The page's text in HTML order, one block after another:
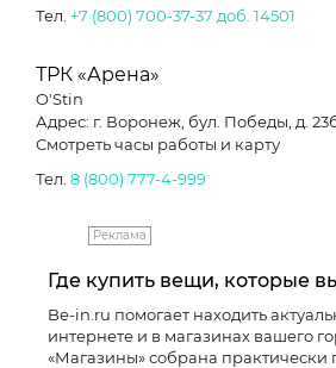
Тел. +7 (800) 700-37-37 доб. 14501
ТРК «Арена»
O'Stin
Адрес: г. Воронеж, бул. Победы, д.
Смотреть часы работы и карту
Тел. 8 (800) 777-4-999
Реклама
Где купить вещи, которые
Be-in.ru помогает находить
интернете и в магазинах вашего
«Магазины» собрана практически